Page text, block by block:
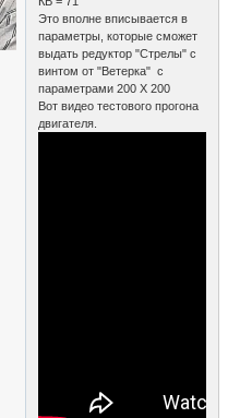
Это вполне вписывается в
параметры, которые сможет
выдать редуктор "Стрелы" с
винтом от "Ветерка" с
параметрами 200 Х 200
Вот видео тестового прогона
двигателя.